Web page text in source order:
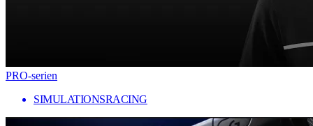
PRO-serien
SIMULATIONSRACING